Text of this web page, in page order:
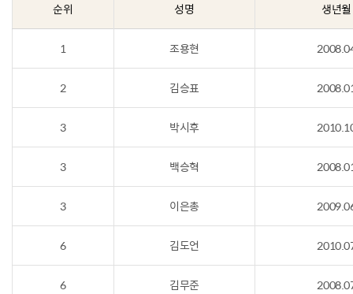
순위 성명 생년월
1 조용현
2 김승표
3 박시후
3 백승혁
3 이은총
6 김도언
6 김무준